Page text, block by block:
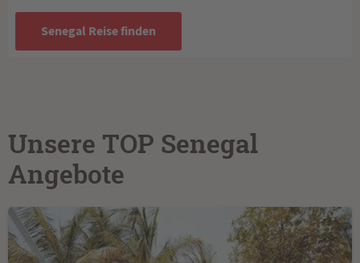
Senegal Reise finden
Unsere TOP Senegal
Angebote